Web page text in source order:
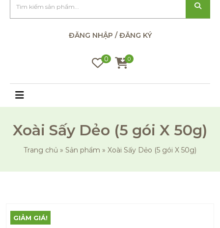
ĐĂNG NHẬP / ĐĂNG KÝ
0 0
Xoài Sấy Dẻo (5 gói X 50g)
Trang chủ » Sản phẩm » Xoài Sấy Dẻo (5 gói X 50g)
GIẢM GIÁ!